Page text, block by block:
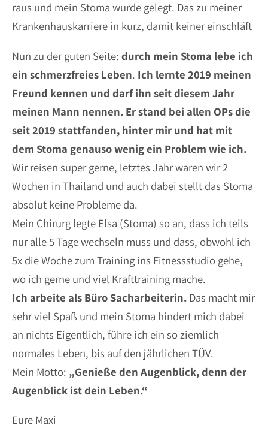
raus und mein Stoma wurde gelegt. Das zu meiner
Krankenhauskarriere in kurz, damit keiner einschläft
Nun zu der guten Seite: durch mein Stoma lebe ich
ein schmerzfreies Leben. Ich lernte 2019 meinen
Freund kennen und darf ihn seit diesem Jahr
meinen Mann nennen. Er stand bei allen OPs die
seit 2019 stattfanden, hinter mir und hat mit
dem Stoma genauso wenig ein Problem wie ich.
Wir reisen super gerne, letztes Jahr waren wir 2
Wochen in Thailand und auch dabei stellt das Stoma
absolut keine Probleme da.
Mein Chirurg legte Elsa (Stoma) so an, dass ich teils
nur alle 5 Tage wechseln muss und dass, obwohl ich
5x die Woche zum Training ins Fitnessstudio gehe,
wo ich gerne und viel Krafttraining mache.
Ich arbeite als Büro Sacharbeiterin. Das macht mir
sehr viel Spaß und mein Stoma hindert mich dabei
an nichts Eigentlich, führe ich ein so ziemlich
normales Leben, bis auf den jährlichen TÜV.
Mein Motto: „Genieße den Augenblick, denn der
Augenblick ist dein Leben.“
Eure Maxi